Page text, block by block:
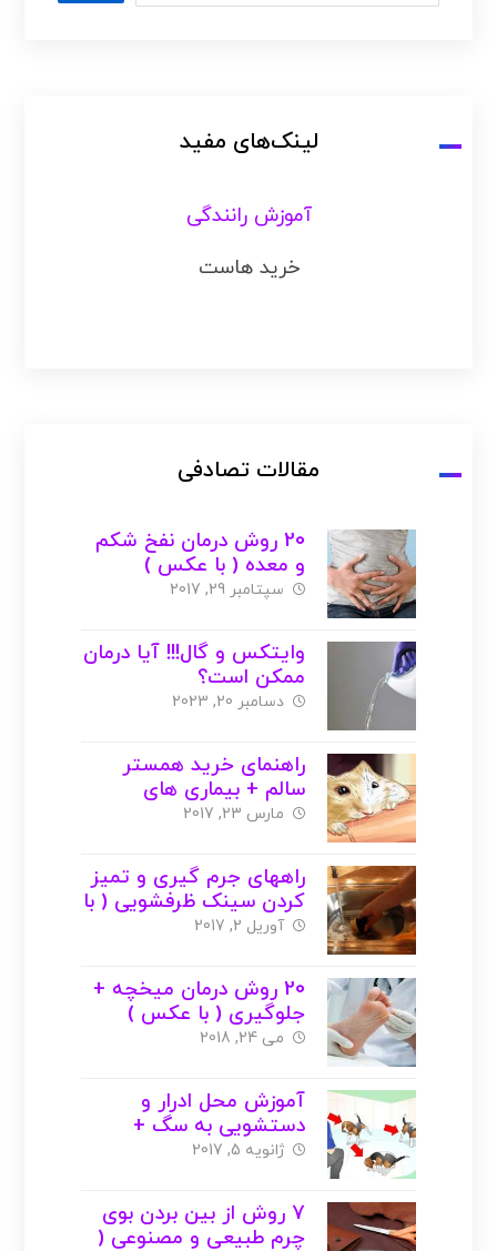
لینک‌های مفید
آموزش رانندگی
خرید هاست
مقالات تصادفی
20 روش درمان نفخ شکم
و معده ( با عکس )
سپتامبر 29, 2017
وایتکس و گال!!! آیا درمان
ممکن است؟
دسامبر 20, 2023
راهنمای خرید همستر
سالم + بیماری های
همستر ( با عکس )
مارس 23, 2017
راههای جرم گیری و تمیز
کردن سینک ظرفشویی ( با
عکس )
آوریل 2, 2017
20 روش درمان میخچه +
جلوگیری ( با عکس )
می 24, 2018
آموزش محل ادرار و
دستشویی به سگ +
عکس
ژانویه 5, 2017
7 روش از بین بردن بوی
چرم طبیعی و مصنوعی (